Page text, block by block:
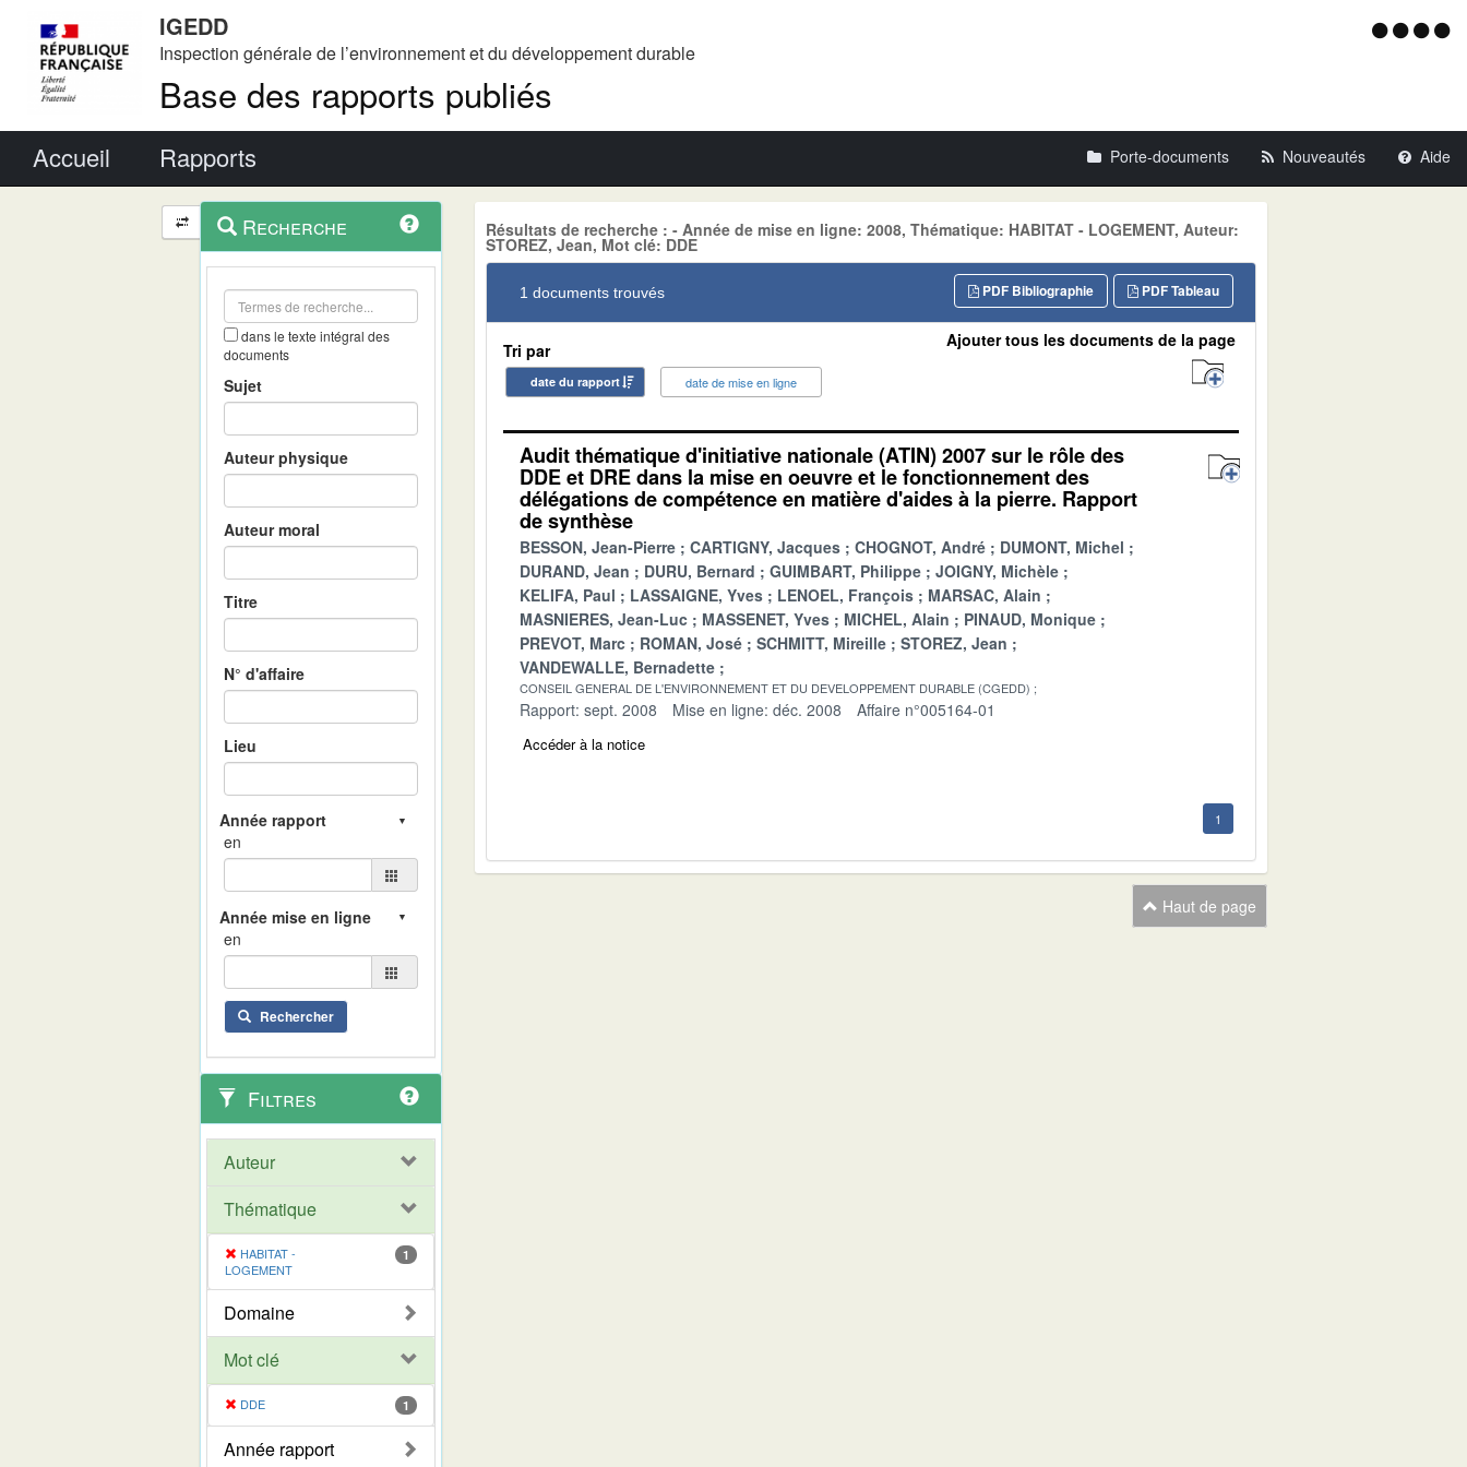
IGEDD
Inspection générale de l’environnement et du développement durable
Base des rapports publiés
Menu
Accueil Rapports Porte-documents Nouveautés Aide
Navigation
et
outils
contextuel
Recherche
dans le texte intégral des
documents
Sujet
Auteur physique
Auteur moral
Titre
N° d'affaire
Lieu
en
en
Rechercher
Filtres
Auteur
Thématique
HABITAT -
LOGEMENT
1
Domaine
Mot clé
DDE 1
Année rapport
Résultats de recherche : - Année de mise en ligne: 2008, Thématique: HABITAT - LOGEMENT, Auteur:
STOREZ, Jean, Mot clé: DDE
1 documents trouvés PDF Tableau
PDF Bibliographie
Tri par
date du rapport date de mise en ligne
Ajouter tous les documents de la page
Audit thématique d'initiative nationale (ATIN) 2007 sur le rôle des
DDE et DRE dans la mise en oeuvre et le fonctionnement des
délégations de compétence en matière d'aides à la pierre. Rapport
de synthèse
BESSON, Jean-Pierre CARTIGNY, Jacques CHOGNOT, André
DUMONT, Michel
DURAND, Jean
DURU, Bernard GUIMBART, Philippe
JOIGNY, Michèle
KELIFA, Paul
LASSAIGNE, Yves LENOEL, François
MARSAC, Alain
MASNIERES, Jean-Luc
MASSENET, Yves MICHEL, Alain
PINAUD, Monique
PREVOT, Marc
ROMAN, José SCHMITT, Mireille
STOREZ, Jean
VANDEWALLE, Bernadette
CONSEIL GENERAL DE L'ENVIRONNEMENT ET DU DEVELOPPEMENT DURABLE (CGEDD)
Rapport: sept. 2008 Mise en ligne: déc. 2008 Affaire n°005164-01
Accéder à la notice
1
Haut de page